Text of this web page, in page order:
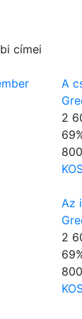
címei
A
2
69
Az
2
69